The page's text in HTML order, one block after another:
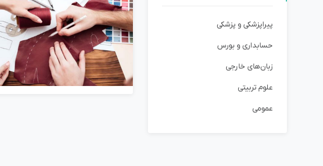
پیراپزشکی و پزشکی
حسابداری و بورس
زبان‌های خارجی
علوم تربیتی
عمومی